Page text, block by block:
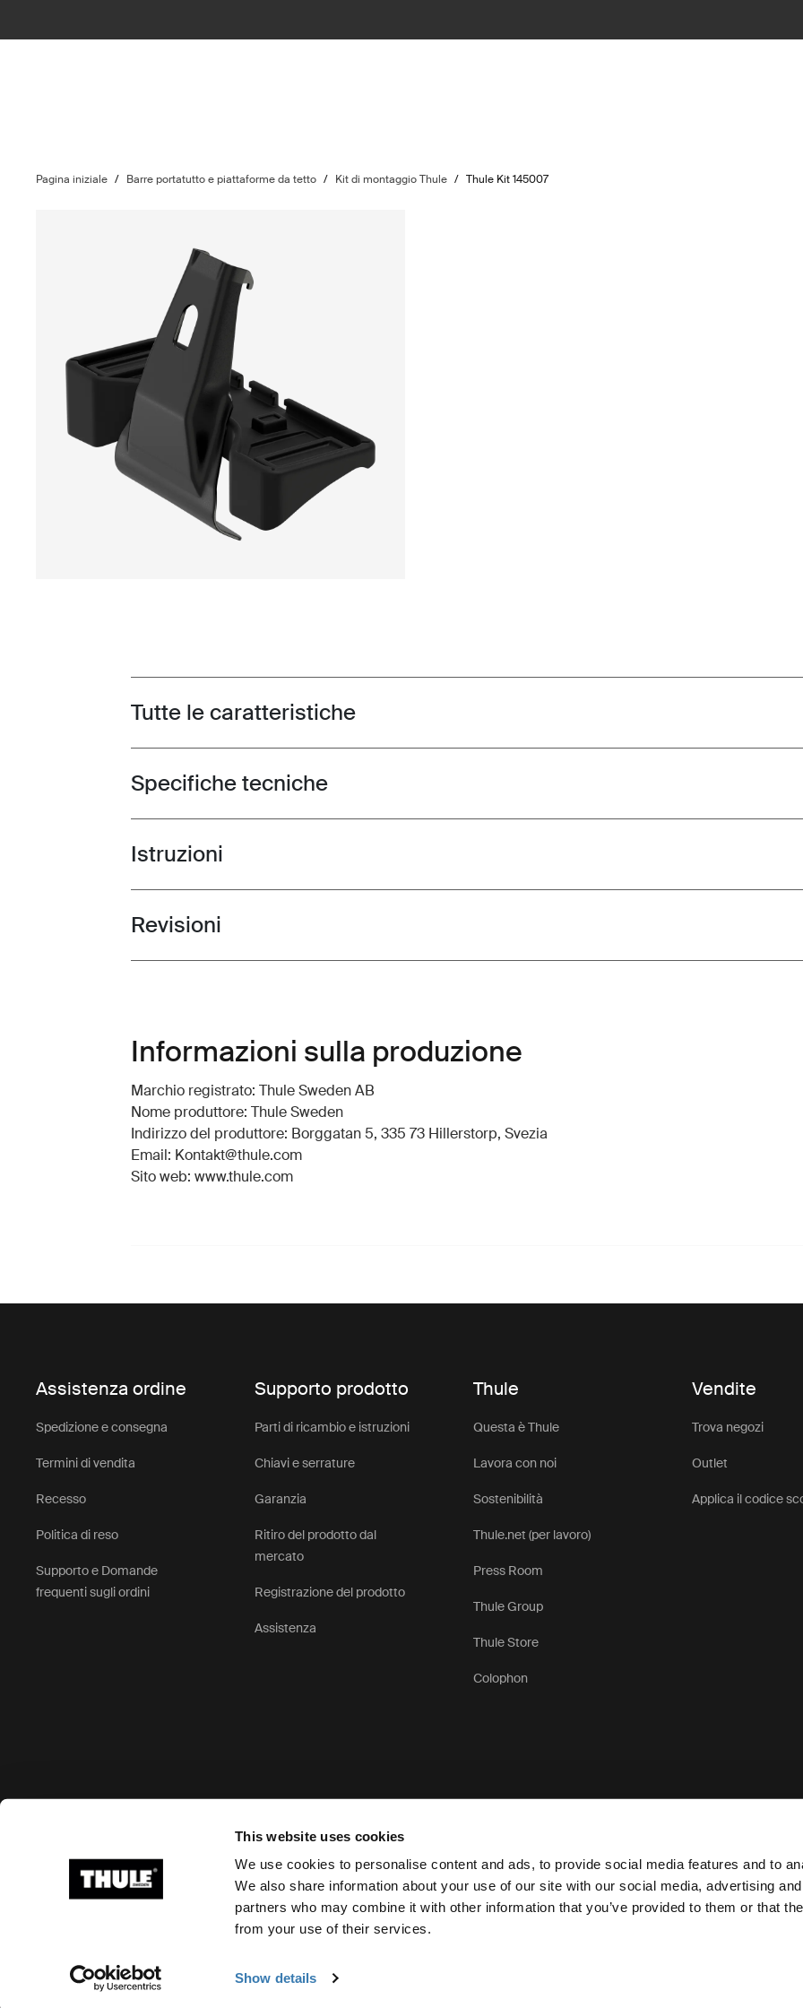
This website uses cookies
We use cookies to personalise content and ads, to provide social media features and to
We also share information about your use of our site with our social media, advertising
partners who may combine it with other information that you’ve provided to them or that
from your use of their services.
Show details
Pagina iniziale / Barre portatutto e piattaforme da tetto / Kit di montaggio Thule / Thule Kit 145007
Toggle features
Tutte le caratteristiche
Toggle techspec
Specifiche tecniche
Toggle guides and instructions
Istruzioni
Toggle overview
Revisioni
Informazioni sulla produzione
Marchio registrato: Thule Sweden AB
Nome produttore: Thule Sweden
Indirizzo del produttore: Borggatan 5, 335 73 Hillerstorp, Svezia
Email: Kontakt@thule.com
Sito web: www.thule.com
Assistenza ordine
Spedizione e consegna
Termini di vendita
Recesso
Politica di reso
Supporto e Domande
frequenti sugli ordini
Supporto prodotto
Parti di ricambio e istruzioni
Chiavi e serrature
Garanzia
Ritiro del prodotto dal
mercato
Registrazione del prodotto
Assistenza
Thule
Questa è Thule
Lavora con noi
Sostenibilità
Thule.net (per lavoro)
Press Room
Thule Group
Thule Store
Colophon
Vendite
Trova negozi
Outlet
Applica il codice
Ⓒ 2026 Thule Group Tutti i diritti riservati Informativa sulla privacy